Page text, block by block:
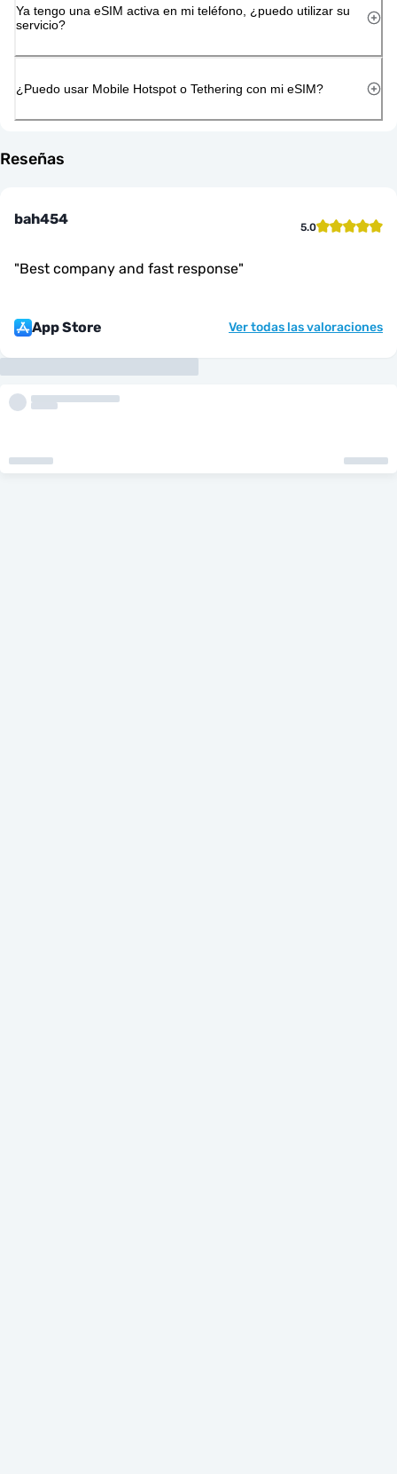
Ya tengo una eSIM activa en mi teléfono, ¿puedo utilizar su
servicio?
¿Puedo usar Mobile Hotspot o Tethering con mi eSIM?
Reseñas
bah454 5.0
"Best company and fast response"
App Store Ver todas las valoraciones